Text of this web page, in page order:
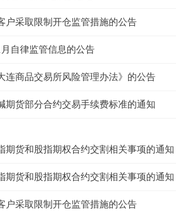
户采取限制开仓监管措施的公告
月自律监管信息的公告
连商品交易所风险管理办法》的公告
期货部分合约交易手续费标准的通知
期货和股指期权合约交割相关事项的通知
期货和股指期权合约交割相关事项的通知
户采取限制开仓监管措施的公告